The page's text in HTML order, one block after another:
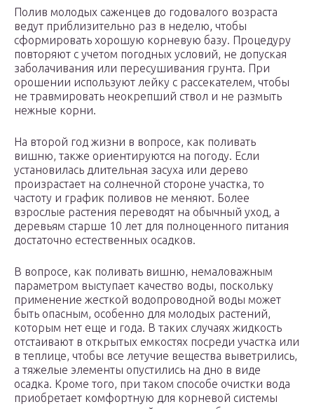
Полив молодых саженцев до годовалого возраста
ведут приблизительно раз в неделю, чтобы
сформировать хорошую корневую базу. Процедуру
повторяют с учетом погодных условий, не допуская
заболачивания или пересушивания грунта. При
орошении используют лейку с рассекателем, чтобы
не травмировать неокрепший ствол и не размыть
нежные корни.
На второй год жизни в вопросе, как поливать
вишню, также ориентируются на погоду. Если
установилась длительная засуха или дерево
произрастает на солнечной стороне участка, то
частоту и график поливов не меняют. Более
взрослые растения переводят на обычный уход, а
деревьям старше 10 лет для полноценного питания
достаточно естественных осадков.
В вопросе, как поливать вишню, немаловажным
параметром выступает качество воды, поскольку
применение жесткой водопроводной воды может
быть опасным, особенно для молодых растений,
которым нет еще и года. В таких случаях жидкость
отстаивают в открытых емкостях посреди участка или
в теплице, чтобы все летучие вещества выветрились,
а тяжелые элементы опустились на дно в виде
осадка. Кроме того, при таком способе очистки вода
приобретает комфортную для корневой системы